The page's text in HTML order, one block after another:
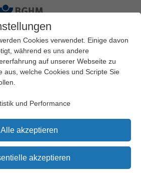
Presseservice Pressearchiv
BGHM zeigt
Lösungen
und
Cookies verwendet. Einige davon
während es uns andere
auf unserer Webseite zu
aus, welche Cookies und Scripte Sie
und Performance
Alle akzeptieren
akzeptieren